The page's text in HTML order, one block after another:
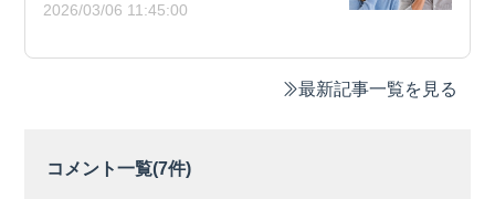
2026/03/06 11:45:00
最新記事一覧を見る
コメント一覧(7件)